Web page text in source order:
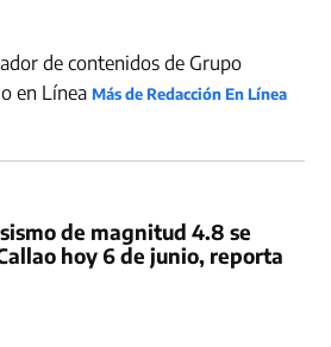
de contenidos de Grupo
en LíneaMás de Redacción En Línea
de magnitud 4.8 se
hoy 6 de junio, reporta